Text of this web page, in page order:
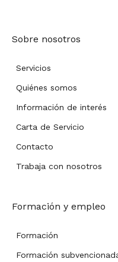
Sobre nosotros
Servicios
Quiénes somos
Información de interés
Carta de Servicio
Contacto
Trabaja con nosotros
Formación y empleo
Formación
Formación